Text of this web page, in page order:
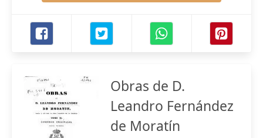
Obras de D.
Leandro Fernández
de Moratín